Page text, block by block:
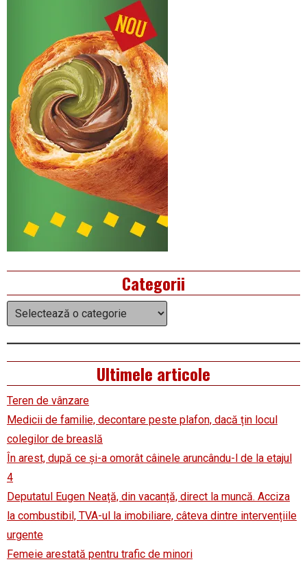
Categorii
Categorii
Ultimele articole
Teren de vânzare
Medicii de familie, decontare peste plafon, dacă țin locul
colegilor de breaslă
În arest, după ce și-a omorât câinele aruncându-l de la etajul
4
Deputatul Eugen Neață, din vacanță, direct la muncă. Acciza
la combustibil, TVA-ul la imobiliare, câteva dintre intervențiile
urgente
Femeie arestată pentru trafic de minori